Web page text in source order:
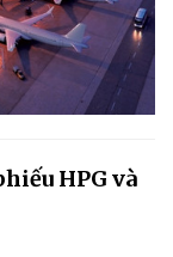
HPG và